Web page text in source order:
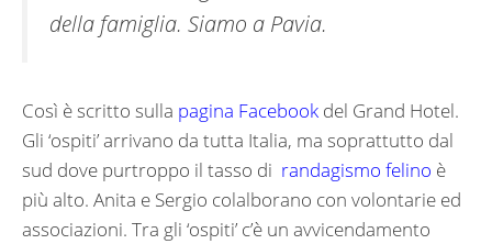
della famiglia. Siamo a Pavia.
Così è scritto sulla pagina Facebook del Grand Hotel.
Gli ‘ospiti’ arrivano da tutta Italia, ma soprattutto dal
sud dove purtroppo il tasso di randagismo felino è
più alto. Anita e Sergio colalborano con volontarie ed
associazioni. Tra gli ‘ospiti’ c’è un avvicendamento